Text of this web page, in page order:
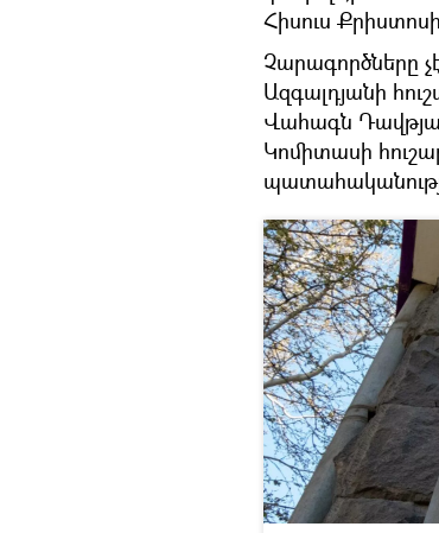
Հիսուս
Չարագործները
Ազգալդյանի
Վահագն
Կոմիտասի